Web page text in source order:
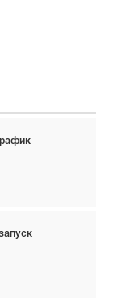
и БПЛА в